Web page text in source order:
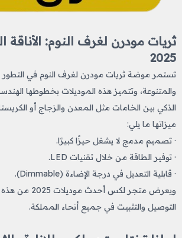
ثريات مودرن لغرف النوم: الأناقة
2025
تستمر موضة ثريات مودرن لغرف النوم في التطور
والمتنوعة، وتتميز هذه الموديلات بخطوطها
الذكي بين الخامات مثل المعدن والزجاج أو
ميزاتها ما يلي:
· تصميم مدمج لا يشغل حيزًا كبيرًا.
· توفير الطاقة من خلال تقنيات LED.
· قابلية التعديل في درجة الإضاءة (Dimmable).
ويعرض متجر لكس
التوصيل والتثبيت في جميع أنحاء المملكة.